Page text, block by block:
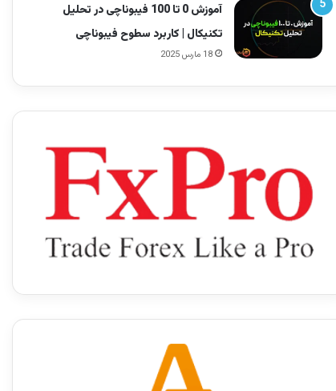
آموزش 0 تا 100 فیبوناچی در تحلیل
تکنیکال | کاربرد سطوح فیبوناچی
18 مارس 2025